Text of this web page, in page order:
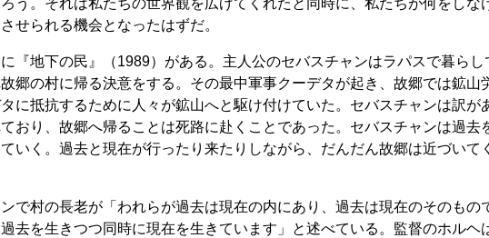
う。それは私たちの世界観を広げてくれたと同時に、私たちが何をしな
せられる機会となったはずだ。
『地下の民』（1989）がある。主人公のセバスチャンはラパスで暮らし
郷の村に帰る決意をする。その最中軍事クーデタが起き、故郷では鉱山
に抵抗するために人々が鉱山へと駆け付けていた。セバスチャンは訳が
おり、故郷へ帰ることは死路に赴くことであった。セバスチャンは過去
いく。過去と現在が行ったり来たりしながら、だんだん故郷は近づいてく
で村の長老が「われらが過去は現在の内にあり、過去は現在のそのもの
去を生きつつ同時に現在を生きています」と述べている。監督のホルヘ